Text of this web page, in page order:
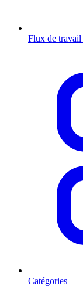
Flux de travail
Catégories